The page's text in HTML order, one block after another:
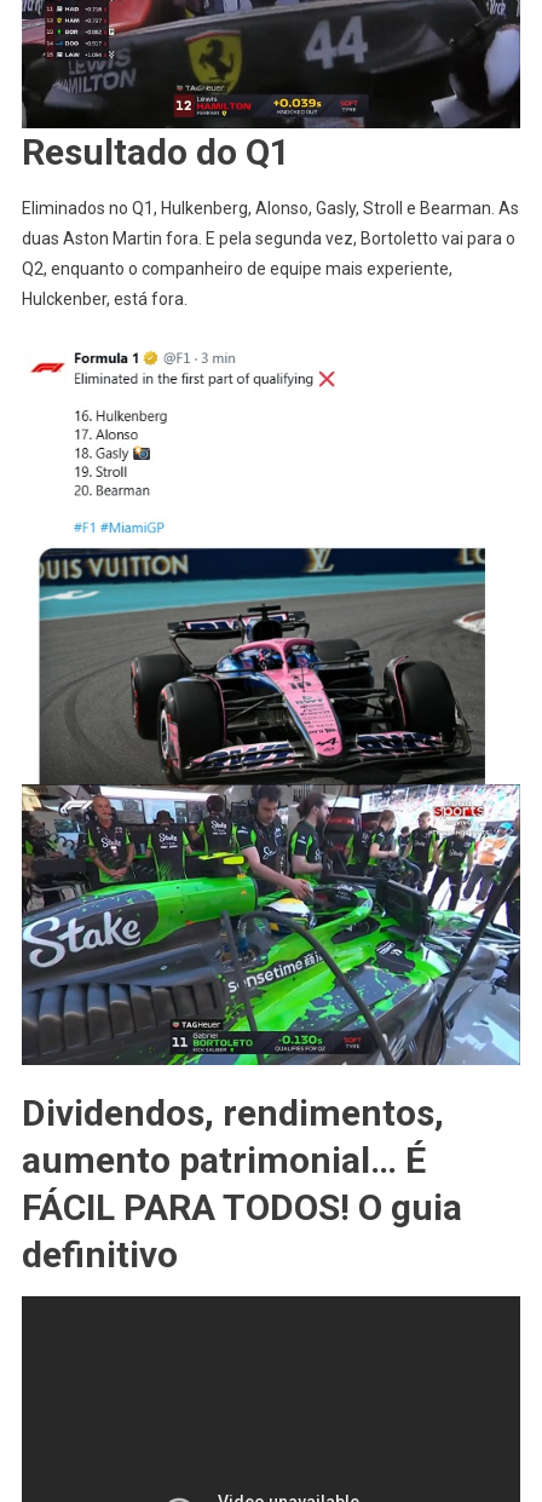
Resultado do Q1
Eliminados no Q1, Hulkenberg, Alonso, Gasly, Stroll e Bearman. As
duas Aston Martin fora. E pela segunda vez, Bortoletto vai para o
Q2, enquanto o companheiro de equipe mais experiente,
Hulckenber, está fora.
Dividendos, rendimentos,
aumento patrimonial… É
FÁCIL PARA TODOS! O guia
definitivo